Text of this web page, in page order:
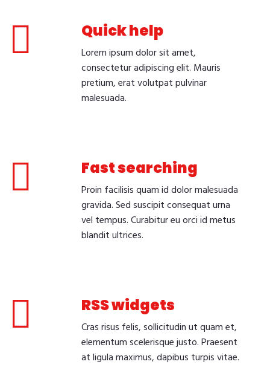
Quick help
Lorem ipsum dolor sit amet,
consectetur adipiscing elit. Mauris
pretium, erat volutpat pulvinar
malesuada.
Fast searching
Proin facilisis quam id dolor malesuada
gravida. Sed suscipit consequat urna
vel tempus. Curabitur eu orci id metus
blandit ultrices.
RSS widgets
Cras risus felis, sollicitudin ut quam et,
elementum scelerisque justo. Praesent
at ligula maximus, dapibus turpis vitae.